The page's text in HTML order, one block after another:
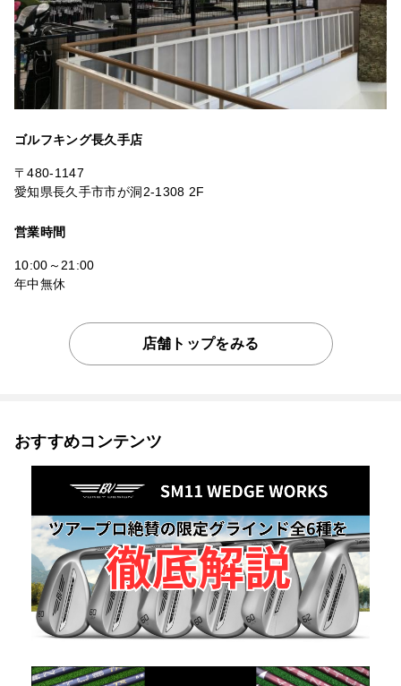
ゴルフキング長久手店
〒480-1147
愛知県長久手市市が洞2-1308 2F
営業時間
10:00～21:00
年中無休
店舗トップをみる
おすすめコンテンツ